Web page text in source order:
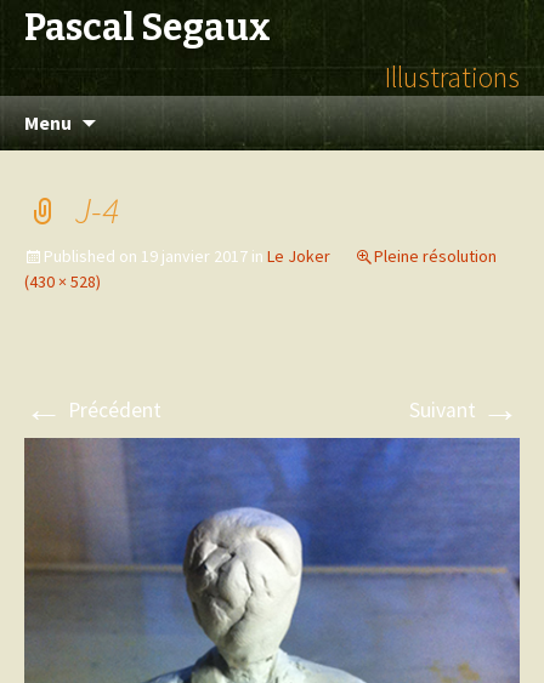
Pascal Segaux
Illustrations
Menu
Aller
au
J-4
Published on 19 janvier 2017 in Le Joker
Pleine résolution
(430 × 528)
← Précédent Suivant →